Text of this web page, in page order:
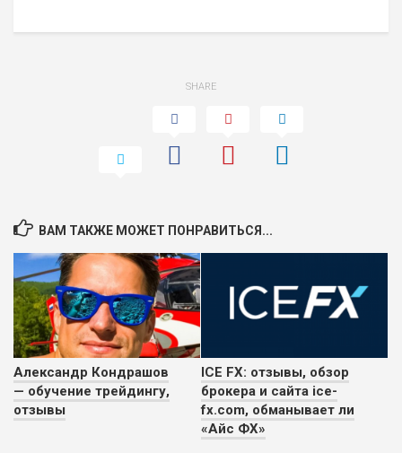
SHARE
ВАМ ТАКЖЕ МОЖЕТ ПОНРАВИТЬСЯ...
Александр Кондрашов
— обучение трейдингу,
отзывы
ICE FX: отзывы, обзор
брокера и сайта ice-
fx.com, обманывает ли
«Айс ФХ»